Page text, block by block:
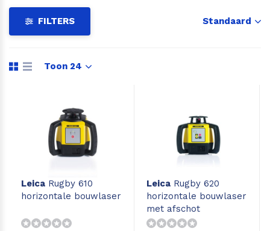
Accessoires
FILTERS Standaard
Toon 24
Leica Rugby 610
horizontale bouwlaser
Leica Rugby 620
horizontale bouwlaser
met afschot